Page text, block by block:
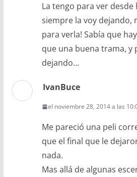
La tengo para ver
siempre la voy dejando,
para verla! Sabía que
que una buena trama, y
dejando…
IvanBuce
el noviembre 28, 2014 a las
Me pareció una peli
que el final que le
nada.
Mas allá de algunas